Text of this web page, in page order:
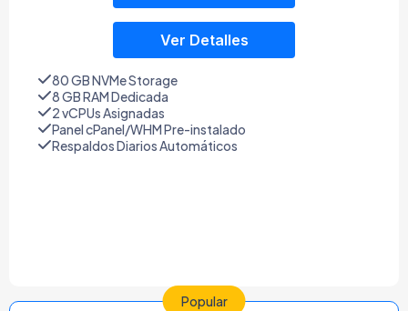
Ver Detalles
80 GB NVMe Storage
8 GB RAM Dedicada
2 vCPUs Asignadas
Panel cPanel/WHM Pre-instalado
Respaldos Diarios Automáticos
Popular